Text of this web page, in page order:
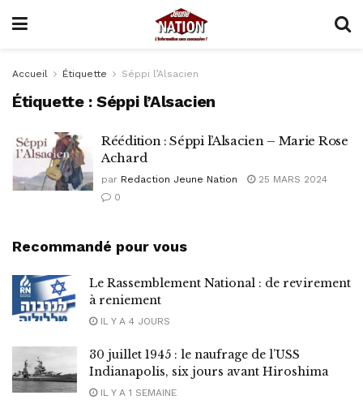
Accueil Étiquette Séppi l’Alsacien
Étiquette :Séppi l’Alsacien
Réédition : Séppi l’Alsacien – Marie Rose
Achard
par Redaction Jeune Nation
25 MARS 2024
0
Recommandé pour vous
Le Rassemblement National : de revirement
à reniement
IL Y A 4 JOURS
30 juillet 1945 : le naufrage de l’USS
Indianapolis, six jours avant Hiroshima
IL Y A 1 SEMAINE